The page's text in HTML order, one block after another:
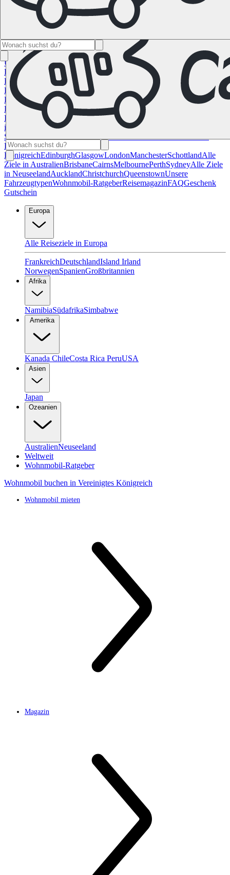
NamibiaSüdafrika
Alle Ziele in
KanadaCalgaryHalifaxMontrealTorontoVancouver
Alle Ziele in den
USALas VegasLos Angeles Miami New YorkSan
Francisco
Chile Costa Rica Alle Reiseziele in
Deutschland
Berlin Hamburg Leipzig München Stuttgart
Reiseziele in
Frankreich
KorsikaLyonMarseilles NizzaParis Toulouse
Alle
Reiseziele in
Italien
CagliariFlorenzMailandRom Sardinien
in Norwegen Bergen
Alle Reiseziele in
Spanien
Reiseziele im Vereinigtem
KönigreichEdinburghGlasgowLondonManchesterSchottlandAlle
Ziele in AustralienBrisbaneCairnsMelbournePerthSydneyAlle Ziele
in NeuseelandAucklandChristchurchQueenstownUnsere
FahrzeugtypenWohnmobil-RatgeberReisemagazinFAQGeschenk
Gutschein
Europa
Alle Reiseziele in Europa
FrankreichDeutschlandIsland Irland
NorwegenSpanienGroßbritannien
Afrika
NamibiaSüdafrikaSimbabwe
Amerika
Kanada ChileCosta Rica PeruUSA
Asien
Japan
Ozeanien
AustralienNeuseeland
Weltweit
Wohnmobil-Ratgeber
Wohnmobil buchen in Vereinigtes Königreich
Wohnmobil mieten
Magazin